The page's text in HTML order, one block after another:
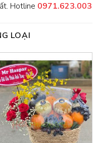
Hotline 0971.623.003
LOẠI